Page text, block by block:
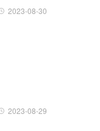
2023-08-30
2023-08-29